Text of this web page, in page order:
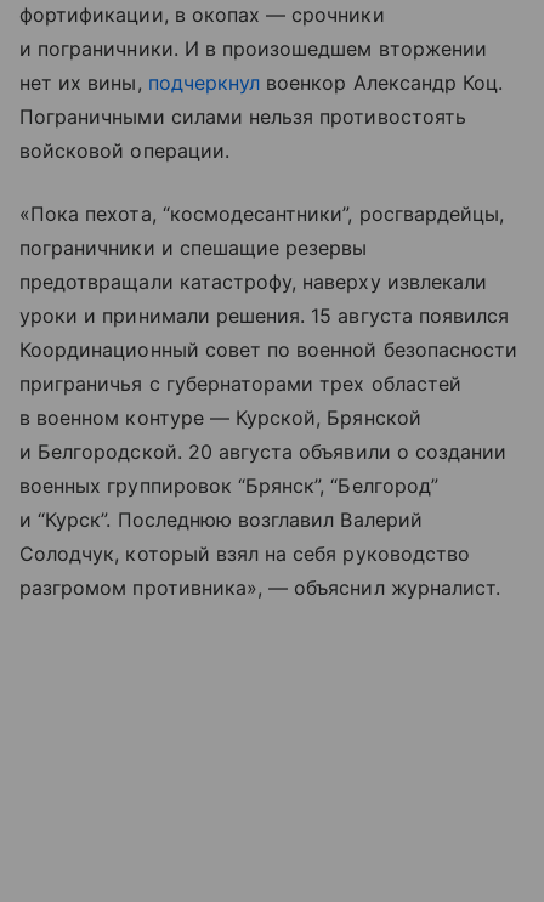
фортификации, в окопах — срочники
и пограничники. И в произошедшем вторжении
нет их вины, подчеркнул военкор Александр Коц.
Пограничными силами нельзя противостоять
войсковой операции.
«Пока пехота, “космодесантники”, росгвардейцы,
пограничники и спешащие резервы
предотвращали катастрофу, наверху извлекали
уроки и принимали решения. 15 августа появился
Координационный совет по военной безопасности
приграничья с губернаторами трех областей
в военном контуре — Курской, Брянской
и Белгородской. 20 августа объявили о создании
военных группировок “Брянск”, “Белгород”
и “Курск”. Последнюю возглавил Валерий
Солодчук, который взял на себя руководство
разгромом противника», — объяснил журналист.